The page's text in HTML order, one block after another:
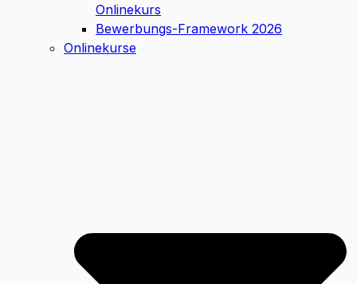
Onlinekurs
Bewerbungs-Framework 2026
Onlinekurse